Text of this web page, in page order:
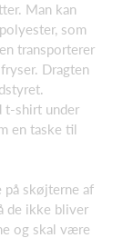
Man kan
som
transporterer
Dragten
t-shirt under
en taske til
skøjterne af
de ikke bliver
og skal være